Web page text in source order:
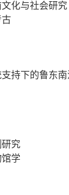
化与社会研究
古
持下的鲁东
究
学